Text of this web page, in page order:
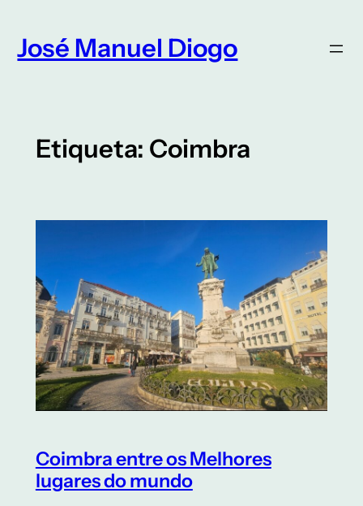
para
José Manuel Diogo
Etiqueta: Coimbra
Coimbra entre os Melhores
lugares do mundo